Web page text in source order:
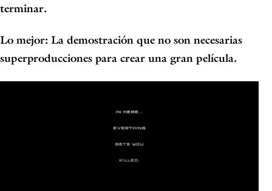
terminar.
Lo mejor: La demostración que no son necesarias
superproducciones para crear una gran película.